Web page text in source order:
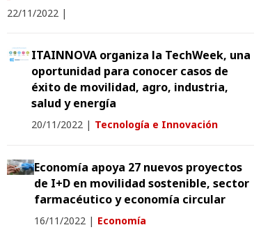
22/11/2022 |
ITAINNOVA organiza la TechWeek, una
oportunidad para conocer casos de
éxito de movilidad, agro, industria,
salud y energía
20/11/2022 | Tecnología e Innovación
Economía apoya 27 nuevos proyectos
de I+D en movilidad sostenible, sector
farmacéutico y economía circular
16/11/2022 | Economía